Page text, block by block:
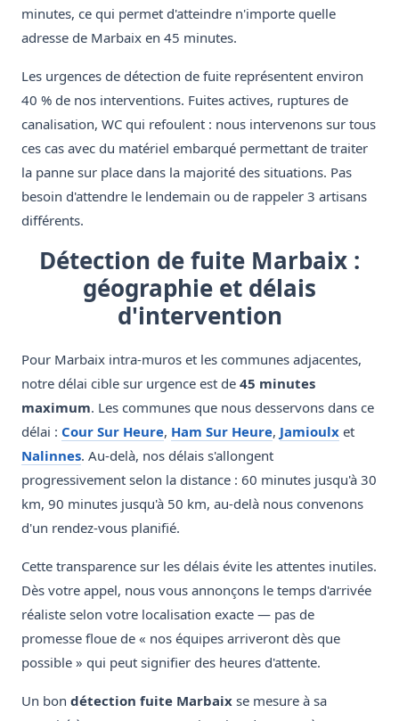
minutes, ce qui permet d'atteindre n'importe quelle
adresse de Marbaix en 45 minutes.
Les urgences de détection de fuite représentent environ
40 % de nos interventions. Fuites actives, ruptures de
canalisation, WC qui refoulent : nous intervenons sur tous
ces cas avec du matériel embarqué permettant de traiter
la panne sur place dans la majorité des situations. Pas
besoin d'attendre le lendemain ou de rappeler 3 artisans
différents.
Détection de fuite Marbaix :
géographie et délais
d'intervention
Pour Marbaix intra-muros et les communes adjacentes,
notre délai cible sur urgence est de 45 minutes
maximum. Les communes que nous desservons dans ce
délai : Cour Sur Heure, Ham Sur Heure, Jamioulx et
Nalinnes. Au-delà, nos délais s'allongent
progressivement selon la distance : 60 minutes jusqu'à 30
km, 90 minutes jusqu'à 50 km, au-delà nous convenons
d'un rendez-vous planifié.
Cette transparence sur les délais évite les attentes inutiles.
Dès votre appel, nous vous annonçons le temps d'arrivée
réaliste selon votre localisation exacte — pas de
promesse floue de « nos équipes arriveront dès que
possible » qui peut signifier des heures d'attente.
Un bon détection fuite Marbaix se mesure à sa